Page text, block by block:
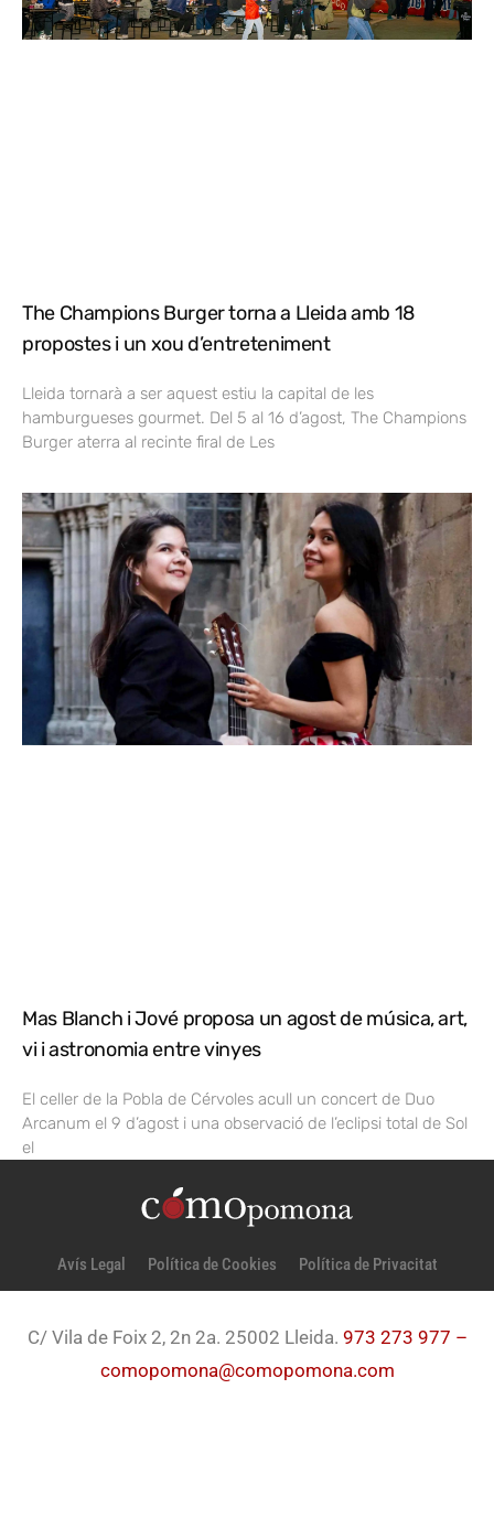
The Champions Burger torna a Lleida amb 18
propostes i un xou d’entreteniment
Lleida tornarà a ser aquest estiu la capital de les
hamburgueses gourmet. Del 5 al 16 d’agost, The Champions
Burger aterra al recinte firal de Les
Mas Blanch i Jové proposa un agost de música, art,
vi i astronomia entre vinyes
El celler de la Pobla de Cérvoles acull un concert de Duo
Arcanum el 9 d’agost i una observació de l’eclipsi total de Sol
el
Avís Legal Política de Cookies Política de Privacitat
C/ Vila de Foix 2, 2n 2a. 25002 Lleida. 973 273 977 –
comopomona@comopomona.com